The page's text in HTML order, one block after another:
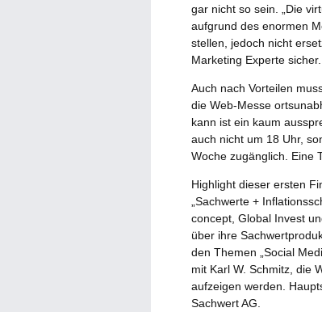
gar nicht so sein. „Die
aufgrund des enormen
stellen, jedoch nicht
Marketing Experte sicher.
Auch nach Vorteilen
die Web-Messe
kann ist ein kaum
auch nicht um 18 Uhr,
Woche zugänglich. Eine
Highlight dieser ersten
„Sachwerte +
concept, Global Invest
über ihre
den Themen „Social
mit Karl W. Schmitz, die
aufzeigen werden.
Sachwert AG.